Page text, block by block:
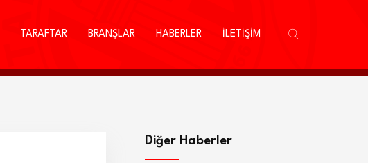
TARAFTAR BRANŞLAR HABERLER İLETİŞİM
Diğer Haberler